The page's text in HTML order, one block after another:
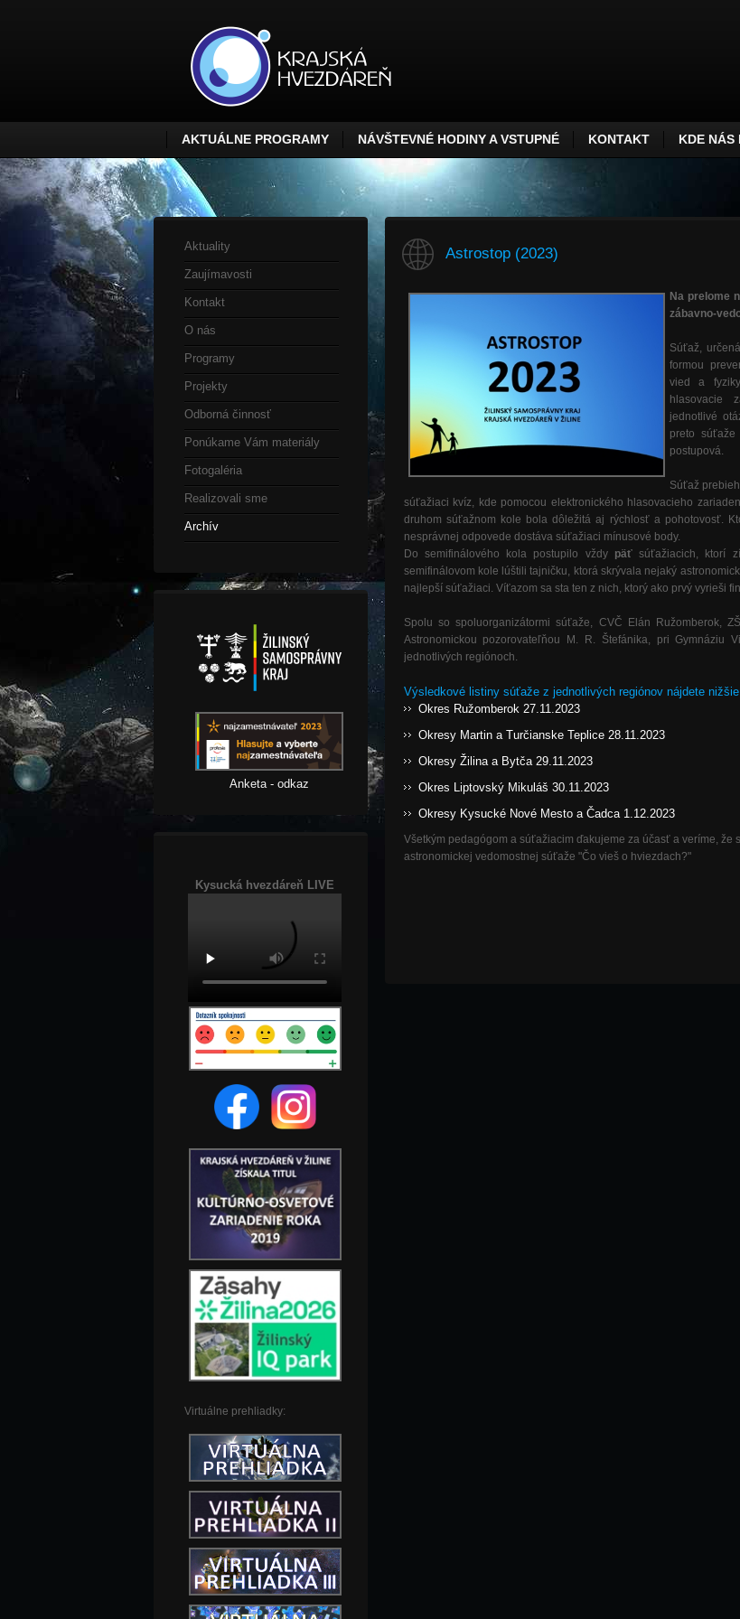
AKTUÁLNE PROGRAMY NÁVŠTEVNÉ HODINY A VSTUPNÉ KONTAKT KDE NÁS
Aktuality
Zaujímavosti
Kontakt
O nás
Programy
Projekty
Odborná činnosť
Ponúkame Vám materiály
Fotogaléria
Realizovali sme
Archív
Anketa - odkaz
Kysucká hvezdáreň LIVE
Virtuálne prehliadky:
Astrostop (2023)
Na prelome
zábavno-
Súťaž,
formou
vied a
hlasovacie
jednotlivé
preto
postupová.
Súťaž
súťažiaci kvíz, kde pomocou elektronického hlasovacieho
druhom súťažnom kole bola dôležitá aj rýchlosť a pohotovosť.
nesprávnej odpovede dostáva súťažiaci mínusové body.
Do semifinálového kola postupilo vždy päťsúťažiacich, ktorí
semifinálovom kole lúštili tajničku, ktorá skrývala nejaký
najlepší súťažiaci. Víťazom sa sta ten z nich, ktorý ako prvý vyrieši
Spolu so spoluorganizátormi súťaže, CVČ Elán Ružomberok,
Astronomickou pozorovateľňou M. R. Štefánika, pri
jednotlivých regiónoch.
Výsledkové listiny súťaže z jednotlivých regiónov nájdete
Okres Ružomberok 27.11.2023
Okresy Martin a Turčianske Teplice 28.11.2023
Okresy Žilina a Bytča 29.11.2023
Okres Liptovský Mikuláš 30.11.2023
Okresy Kysucké Nové Mesto a Čadca 1.12.2023
Všetkým pedagógom a súťažiacim ďakujeme za účasť a veríme,
astronomickej vedomostnej súťaže "Čo vieš o hviezdach?"